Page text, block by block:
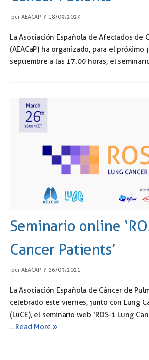
por AEACAP 18/09/2024
La Asociación Española de Afectados de
(AEACaP) ha organizado, para el próximo
septiembre a las 17.00 horas, el
Seminario online
Cancer Patients’
por AEACAP 26/03/2021
La Asociación Española de Cáncer de
celebrado este viernes, junto con Lung
(LuCE), el seminario web ‘ROS-1 Lung
…Read More »